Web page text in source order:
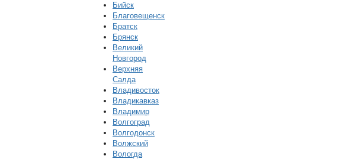
Бийск
Благовещенск
Братск
Брянск
Великий
Новгород
Верхняя
Салда
Владивосток
Владикавказ
Владимир
Волгоград
Волгодонск
Волжский
Вологда